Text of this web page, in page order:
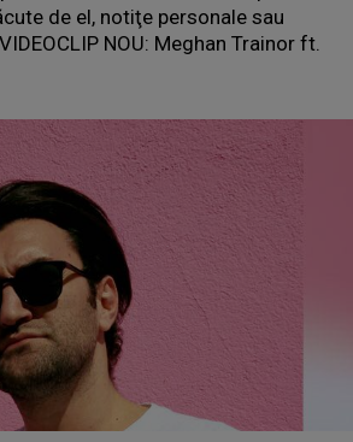
de el, notiţe personale sau
NOU: Meghan Trainor ft.